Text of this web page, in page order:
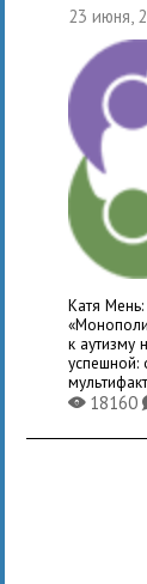
23 июня,
Катя Мень:
к аутизму
успешной:
X18160